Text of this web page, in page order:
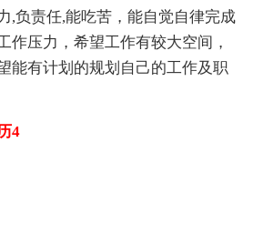
责任,能吃苦，能自觉自律完成
作压力，希望工作有较大空间，
能有计划的规划自己的工作及职
4